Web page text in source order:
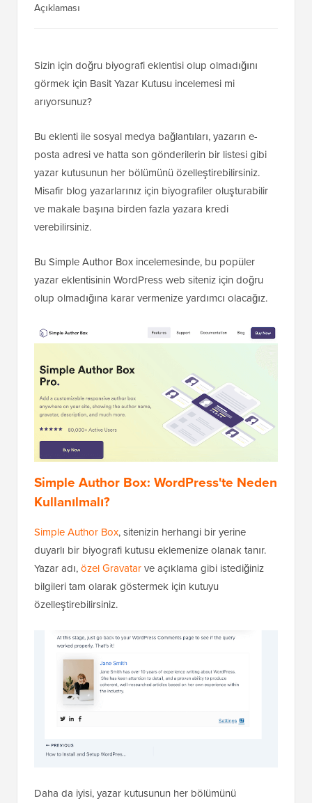
Açıklaması
Sizin için doğru biyografi eklentisi olup olmadığını
görmek için Basit Yazar Kutusu incelemesi mi
arıyorsunuz?
Bu eklenti ile sosyal medya bağlantıları, yazarın e-
posta adresi ve hatta son gönderilerin bir listesi gibi
yazar kutusunun her bölümünü özelleştirebilirsiniz.
Misafir blog yazarlarınız için biyografiler oluşturabilir
ve makale başına birden fazla yazara kredi
verebilirsiniz.
Bu Simple Author Box incelemesinde, bu popüler
yazar eklentisinin WordPress web siteniz için doğru
olup olmadığına karar vermenize yardımcı olacağız.
Simple Author Box: WordPress'te Neden
Kullanılmalı?
Simple Author Box, sitenizin herhangi bir yerine
duyarlı bir biyografi kutusu eklemenize olanak tanır.
Yazar adı,özel Gravatarve açıklama gibi istediğiniz
bilgileri tam olarak göstermek için kutuyu
özelleştirebilirsiniz.
Daha da iyisi, yazar kutusunun her bölümünü